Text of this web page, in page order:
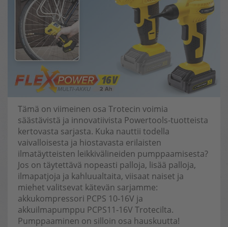
Tämä on viimeinen osa Trotecin voimia
säästävistä ja innovatiivista Powertools-tuotteista
kertovasta sarjasta. Kuka nauttii todella
vaivalloisesta ja hiostavasta erilaisten
ilmatäytteisten leikkivälineiden pumppaamisesta?
Jos on täytettävä nopeasti palloja, lisää palloja,
ilmapatjoja ja kahluualtaita, viisaat naiset ja
miehet valitsevat kätevän sarjamme:
akkukompressori PCPS 10‑16V ja
akkuilmapumppu PCPS11‑16V Trotecilta.
Pumppaaminen on silloin osa hauskuutta!